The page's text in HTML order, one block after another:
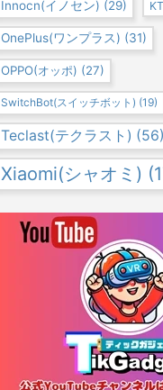
Innocn(イノセン) (29)
OnePlus(ワンプラス) (31)
OPPO(オッポ) (27)
SwitchBot(スイッチボット) (19)
Teclast(テクラスト) (56)
Xiaomi(シャオミ)